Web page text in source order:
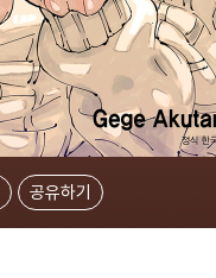
공유하기